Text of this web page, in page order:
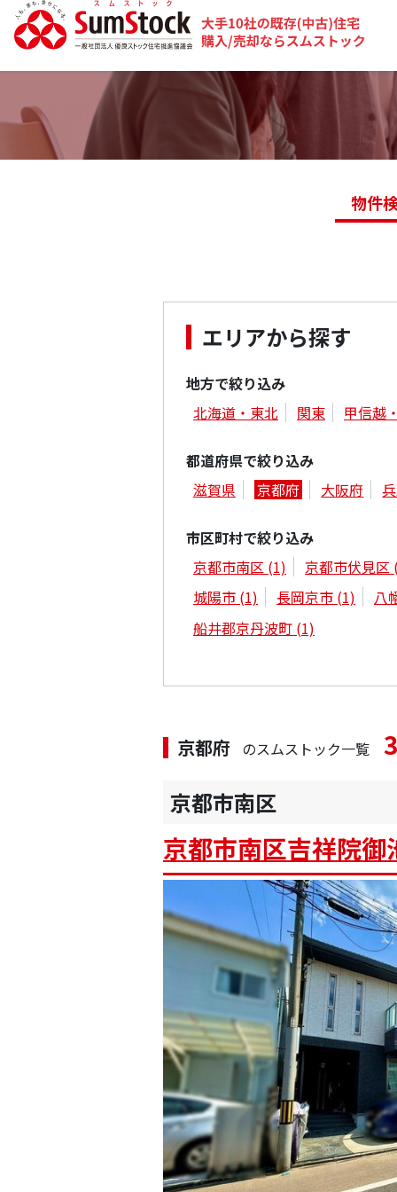
物件
エリアから探す
地方で絞り込み
北海道・東北
関東 甲信越
都道府県で絞り込み
滋賀県
京都府 大阪府
市区町村で絞り込み
京都市南区 (1) 京都市伏見区
城陽市 (1) 長岡京市 (1)
八
船井郡京丹波町 (1)
京都府 のスムストック一覧
京都市南区
京都市南区吉祥院御